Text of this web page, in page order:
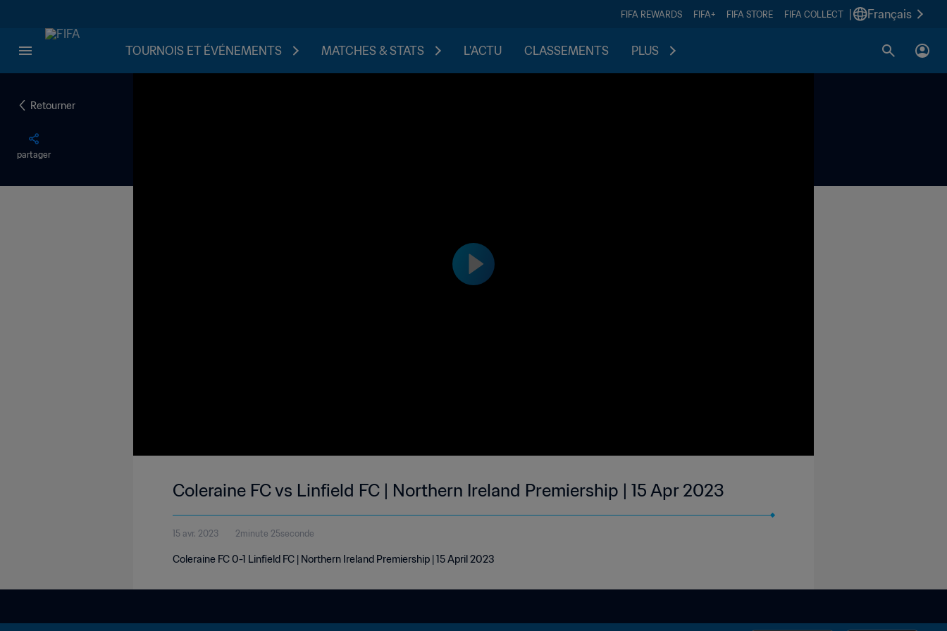
FIFA REWARDS FIFA+ FIFA STORE FIFA COLLECT Français
TOURNOIS ET ÉVÉNEMENTS MATCHES & STATS L'ACTU CLASSEMENTS PLUS
Retourner
partager
Coleraine FC vs Linfield FC | Northern Ireland Premiership | 15 Apr 2023
15 avr. 2023 2minute 25seconde
Coleraine FC 0-1 Linfield FC | Northern Ireland Premiership | 15 April 2023